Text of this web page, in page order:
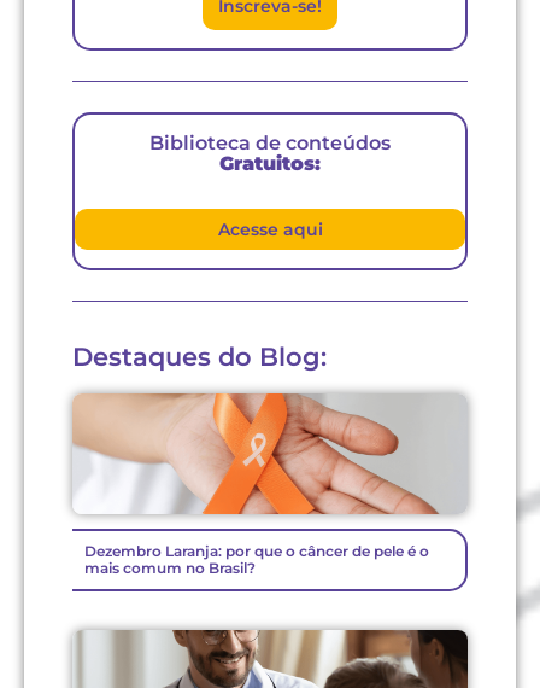
Inscreva-se!
Biblioteca de conteúdos
Gratuitos:
Acesse aqui
Destaques do Blog:
Dezembro Laranja: por que o câncer de pele é o
mais comum no Brasil?